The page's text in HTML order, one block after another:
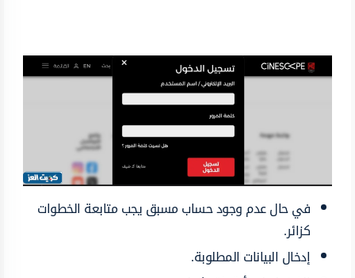
في حال عدم وجود حساب مسبق يجب متابعة الخطوات
كزائر.
إدخال البيانات المطلوبة.